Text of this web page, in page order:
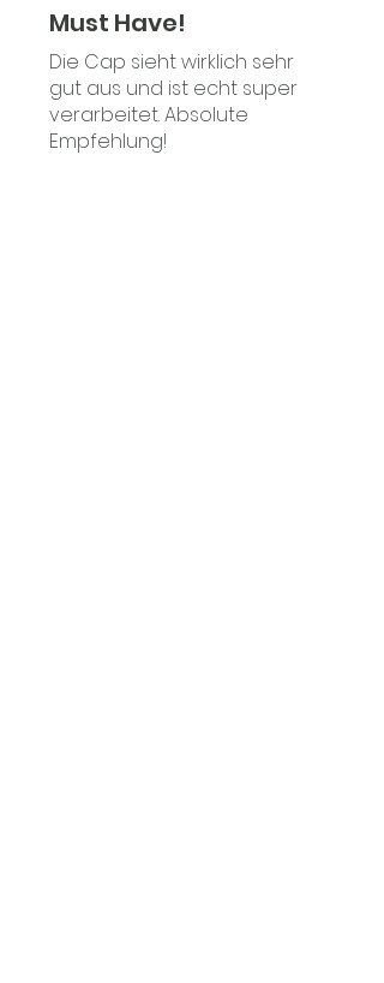
Must Have!
Die Cap sieht wirklich sehr
gut aus und ist echt super
verarbeitet. Absolute
Empfehlung!